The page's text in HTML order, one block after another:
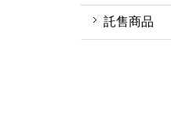
精油
精油製程體驗
託售商品